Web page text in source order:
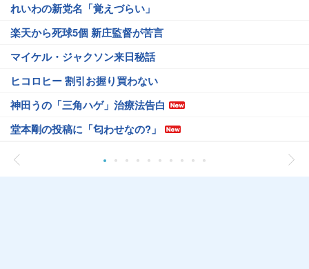
れいわの新党名「覚えづらい」
楽天から死球5個 新庄監督が苦言
マイケル・ジャクソン来日秘話
ヒコロヒー 割引お握り買わない
神田うの「三角ハゲ」治療法告白
堂本剛の投稿に「匂わせなの?」